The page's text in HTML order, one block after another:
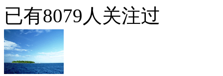
已有8079 人关注过